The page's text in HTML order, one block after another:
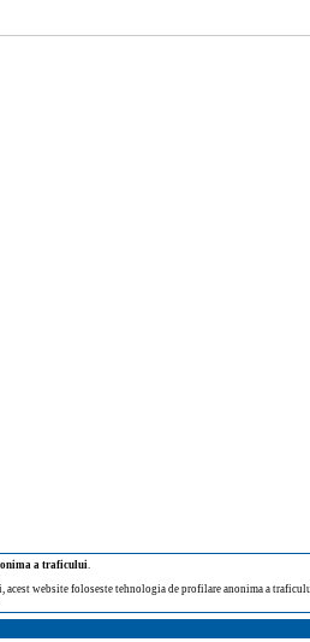
a traficului.
website foloseste tehnologia de profilare anonima a